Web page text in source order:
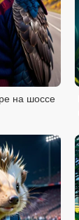
на шоссе